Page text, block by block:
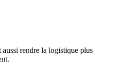
rendre la logistique plus